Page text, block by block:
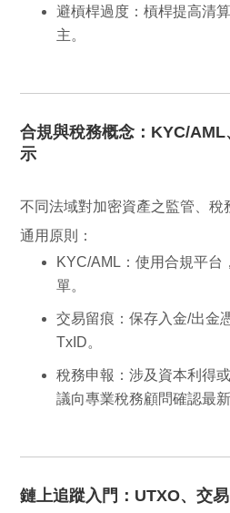
避槓桿過度 ：槓桿提高清
主。
合規與稅務概念：KYC/
示
不同法域對加密資產之監管、稅
通用原則：
KYC/AML ：使用合規平
單。
交易留痕 ：保存入金/出金
TxID。
稅務申報 ：涉及資本利得
議向專業稅務顧問確認最新
鏈上追蹤入門：UTXO、交